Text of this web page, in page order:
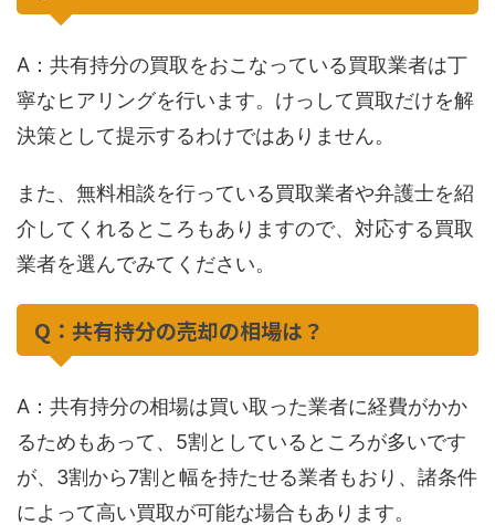
A：共有持分の買取をおこなっている買取業者は丁
寧なヒアリングを行います。けっして買取だけを解
決策として提示するわけではありません。
また、無料相談を行っている買取業者や弁護士を紹
介してくれるところもありますので、対応する買取
業者を選んでみてください。
Q：共有持分の売却の相場は？
A：共有持分の相場は買い取った業者に経費がかか
るためもあって、5割としているところが多いです
が、3割から7割と幅を持たせる業者もおり、諸条件
によって高い買取が可能な場合もあります。